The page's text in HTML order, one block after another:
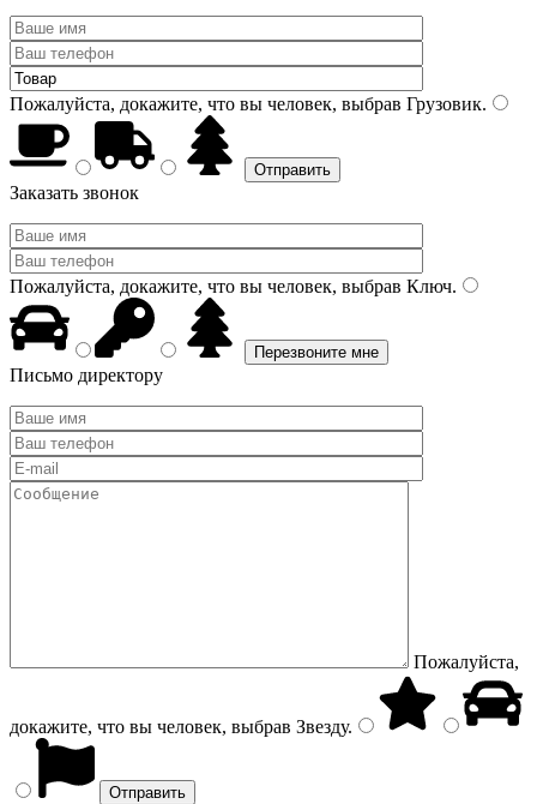
Пожалуйста, докажите, что вы человек, выбрав Грузовик.
Заказать звонок
Пожалуйста, докажите, что вы человек, выбрав Ключ.
Письмо директору
Пожалуйста,
докажите, что вы человек, выбрав Звезду.